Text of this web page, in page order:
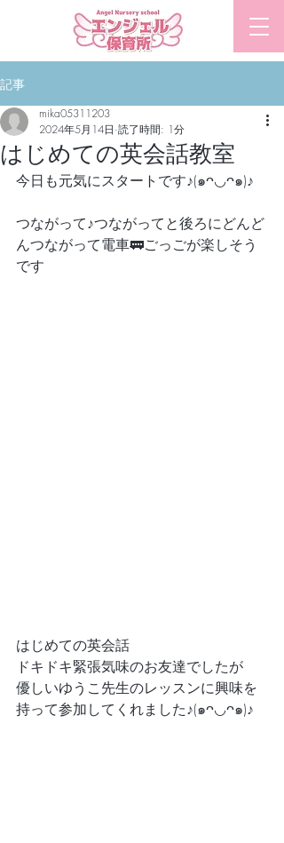
​エンジェル保育所
記事
はじめての英会話教室
mika05311203
2024年5月14日 読了時間: 1分
今日も元気にスタートです♪(๑ᴖ◡ᴖ๑)♪
つながって♪つながってと後ろにどんど
んつながって電車🚃ごっごが楽しそう
です
はじめての英会話
ドキドキ緊張気味のお友達でしたが
優しいゆうこ先生のレッスンに興味を
持って参加してくれました♪(๑ᴖ◡ᴖ๑)♪